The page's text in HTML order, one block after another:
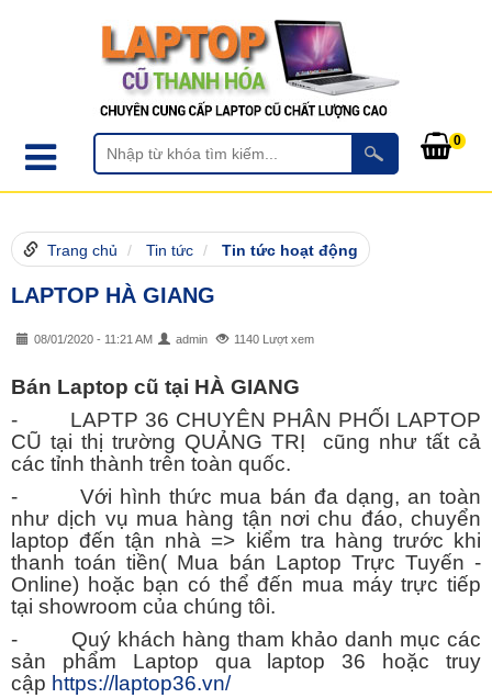
0
Trang chủ Tin tức Tin tức hoạt động
LAPTOP HÀ GIANG
08/01/2020 - 11:21 AM admin 1140 Lượt xem
Bán Laptop cũ tại HÀ GIANG
- LAPTP 36 CHUYÊN PHÂN PHỐI LAPTOP
CŨ tại thị trường QUẢNG TRỊ cũng như tất cả
các tỉnh thành trên toàn quốc.
- Với hình thức mua bán đa dạng, an toàn
như dịch vụ mua hàng tận nơi chu đáo, chuyển
laptop đến tận nhà => kiểm tra hàng trước khi
thanh toán tiền( Mua bán Laptop Trực Tuyến -
Online) hoặc bạn có thể đến mua máy trực tiếp
tại showroom của chúng tôi.
- Quý khách hàng tham khảo danh mục các
sản phẩm Laptop qua laptop 36 hoặc truy
cập https://laptop36.vn/